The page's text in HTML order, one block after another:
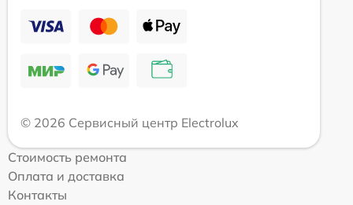
© 2026 Сервисный центр Electrolux
Стоимость ремонта
Оплата и доставка
Контакты